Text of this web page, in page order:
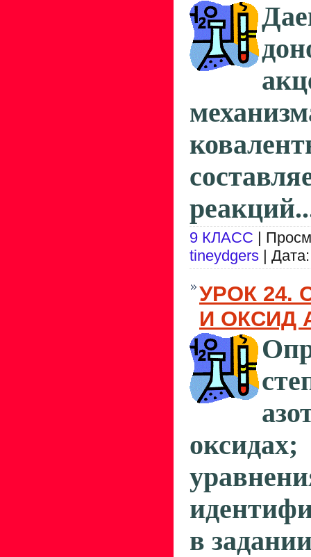
9 КЛАСС |
tineydgers |
УРОК 24.
И ОКСИД
в